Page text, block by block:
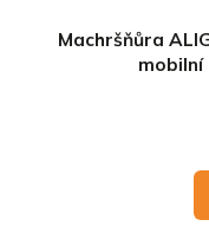
Machršňůra
mobilní